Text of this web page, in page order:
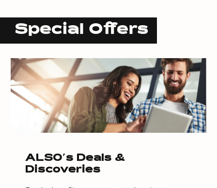
Special Offers
ALSO’s Deals &
Discoveries